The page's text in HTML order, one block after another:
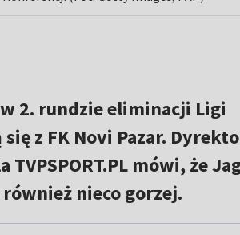
2. rundzie eliminacji Ligi
z FK Novi Pazar.
mówi, że
nieco gorzej.